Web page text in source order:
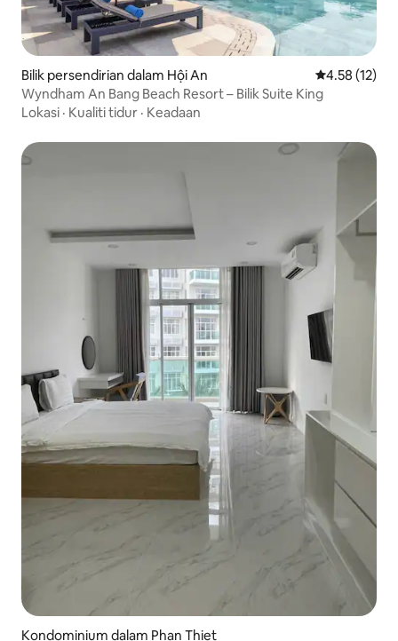
Bilik persendirian dalam Hội An Penarafan
4.58 (12)
Wyndham An Bang Beach Resort – Bilik Suite King
Lokasi · Kualiti tidur · Keadaan
Kondominium dalam Phan Thiet